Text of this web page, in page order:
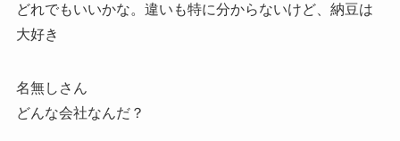
どれでもいいかな。違いも特に分からないけど、納豆は
大好き
名無しさん
どんな会社なんだ？